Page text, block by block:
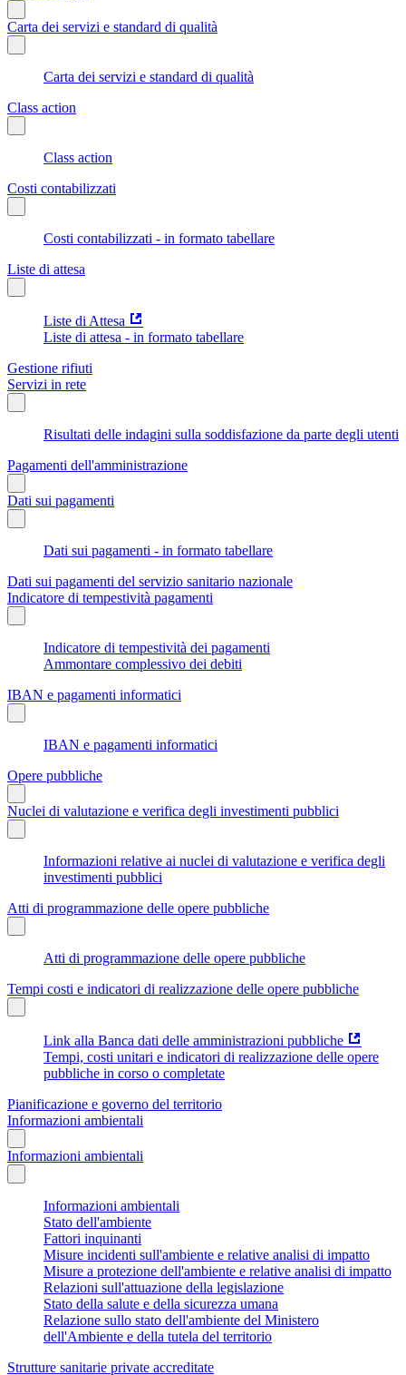
Carta dei servizi e standard di qualità
Carta dei servizi e standard di qualità
Class action
Class action
Costi contabilizzati
Costi contabilizzati - in formato tabellare
Liste di attesa
Liste di Attesa
Liste di attesa - in formato tabellare
Gestione rifiuti
Servizi in rete
Risultati delle indagini sulla soddisfazione da parte degli utenti
Pagamenti dell'amministrazione
Dati sui pagamenti
Dati sui pagamenti - in formato tabellare
Dati sui pagamenti del servizio sanitario nazionale
Indicatore di tempestività pagamenti
Indicatore di tempestività dei pagamenti
Ammontare complessivo dei debiti
IBAN e pagamenti informatici
IBAN e pagamenti informatici
Opere pubbliche
Nuclei di valutazione e verifica degli investimenti pubblici
Informazioni relative ai nuclei di valutazione e verifica degli
investimenti pubblici
Atti di programmazione delle opere pubbliche
Atti di programmazione delle opere pubbliche
Tempi costi e indicatori di realizzazione delle opere pubbliche
Link alla Banca dati delle amministrazioni pubbliche
Tempi, costi unitari e indicatori di realizzazione delle opere
pubbliche in corso o completate
Pianificazione e governo del territorio
Informazioni ambientali
Informazioni ambientali
Informazioni ambientali
Stato dell'ambiente
Fattori inquinanti
Misure incidenti sull'ambiente e relative analisi di impatto
Misure a protezione dell'ambiente e relative analisi di impatto
Relazioni sull'attuazione della legislazione
Stato della salute e della sicurezza umana
Relazione sullo stato dell'ambiente del Ministero
dell'Ambiente e della tutela del territorio
Strutture sanitarie private accreditate